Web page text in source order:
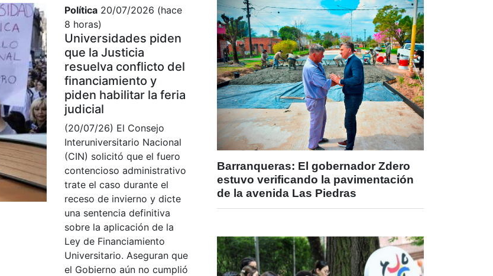
Política 20/07/2026 (hace
8 horas)
Universidades piden
que la Justicia
resuelva conflicto del
financiamiento y
piden habilitar la feria
judicial
(20/07/26) El Consejo
Interuniversitario Nacional
(CIN) solicitó que el fuero
contencioso administrativo
trate el caso durante el
receso de invierno y dicte
una sentencia definitiva
sobre la aplicación de la
Ley de Financiamiento
Universitario. Aseguran que
el Gobierno aún no cumplió
Barranqueras: El gobernador Zdero
estuvo verificando la pavimentación
de la avenida Las Piedras